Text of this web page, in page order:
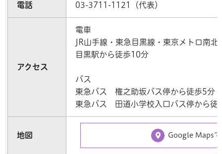
電話 03-3711-1121（代表）
アクセス
電車
JR山手線・東急目黒線・東京メトロ南
目黒駅から徒歩10分
バス
東急バス 権之助坂バス停から徒歩5分
東急バス 田道小学校入口バス停から徒
地図 Google Mapsで